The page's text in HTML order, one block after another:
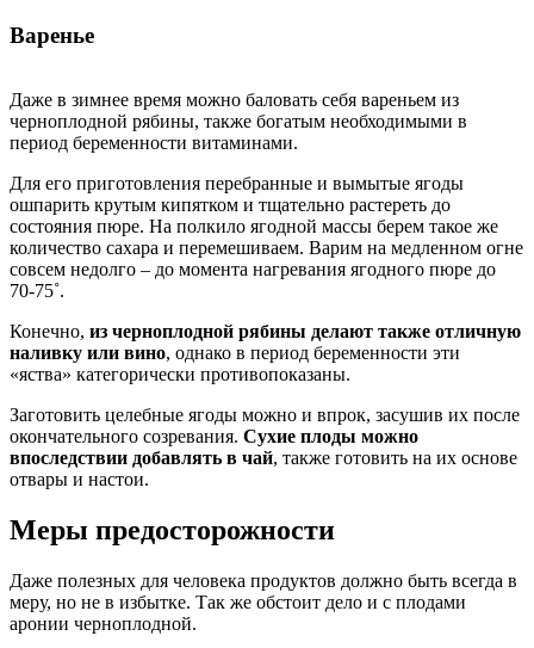
Варенье
Даже в зимнее время можно баловать себя вареньем из
черноплодной рябины, также богатым необходимыми в
период беременности витаминами.
Для его приготовления перебранные и вымытые ягоды
ошпарить крутым кипятком и тщательно растереть до
состояния пюре. На полкило ягодной массы берем такое же
количество сахара и перемешиваем. Варим на медленном огне
совсем недолго – до момента нагревания ягодного пюре до
70-75˚.
Конечно, из черноплодной рябины делают также отличную
наливку или вино, однако в период беременности эти
«яства» категорически противопоказаны.
Заготовить целебные ягоды можно и впрок, засушив их после
окончательного созревания. Сухие плоды можно
впоследствии добавлять в чай, также готовить на их основе
отвары и настои.
Меры предосторожности
Даже полезных для человека продуктов должно быть всегда в
меру, но не в избытке. Так же обстоит дело и с плодами
аронии черноплодной.